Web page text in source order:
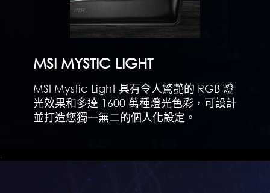
MSI MYSTIC LIGHT
MSI Mystic Light 具有令人驚艷的 RGB 燈
光效果和多達 1600 萬種燈光色彩，可設計
並打造您獨一無二的個人化設定。
.